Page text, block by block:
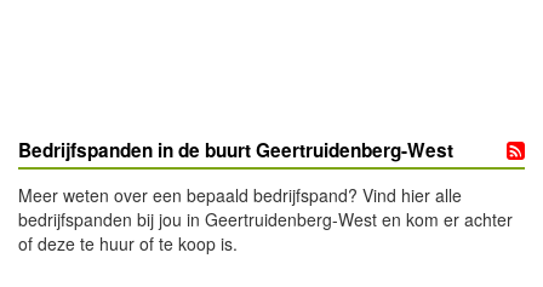
Bedrijfspanden in de buurt Geertruidenberg-West
Meer weten over een bepaald bedrijfspand? Vind hier alle
bedrijfspanden bij jou in Geertruidenberg-West en kom er achter
of deze te huur of te koop is.